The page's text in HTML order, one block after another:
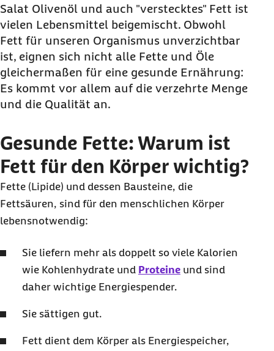
Gesunde Öle: Wann eignet sich welches Öl?
Gesunde Öle im Überblick
Wie sich Fisch von anderen tierischen
Fettquellen unterscheidet
Verstecktes Fett und Trans-Fettsäuren
Salat Olivenöl und auch "verstecktes" Fett ist
vielen Lebensmittel beigemischt. Obwohl
Fett für unseren Organismus unverzichtbar
ist, eignen sich nicht alle Fette und Öle
gleichermaßen für eine gesunde Ernährung:
Es kommt vor allem auf die verzehrte Menge
und die Qualität an.
Gesunde Fette: Warum ist
Fett für den Körper wichtig?
Fette (Lipide) und dessen Bausteine, die
Fettsäuren, sind für den menschlichen Körper
lebensnotwendig:
Sie liefern mehr als doppelt so viele Kalorien
wie Kohlenhydrate und Proteine und sind
daher wichtige Energiespender.
Sie sättigen gut.
Fett dient dem Körper als Energiespeicher,